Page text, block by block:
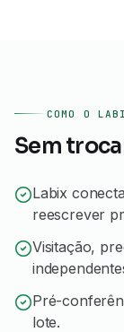
COMO O
Sem
Labix
reescrever
Visitação,
Pré-
lote.